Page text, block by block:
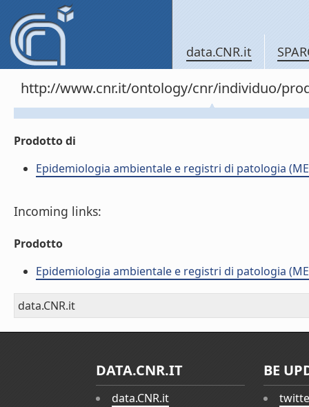
data.CNR.it
http://www.cnr.it/ontology/cnr/individuo/
Prodotto di
Epidemiologia ambientale e registri di patologia
Incoming links:
Prodotto
Epidemiologia ambientale e registri di patologia
data.CNR.it
DATA.CNR.IT
data.CNR.it
BE